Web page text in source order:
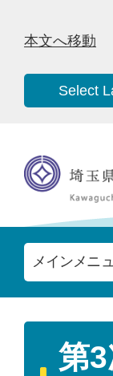
本文へ移動
Select
メインメニ
第